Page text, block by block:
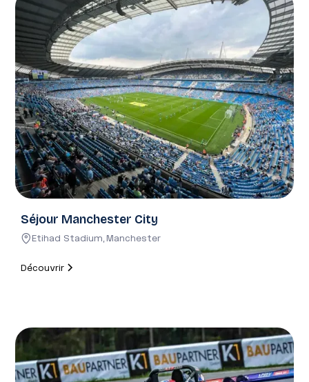
Expérience gastronomique
Déjeuner ou dîner dans un restaurant partenaire
sélectionné selon vos envies et le style de votre séjour
(brasserie chic, table gastronomique, rooftop...).
Mais aussi (sur demande) :
Croisière nocturne sur la Tamise. Billets coupe-file pour
musées, expositions et attractions
Séjour Manchester City
Etihad Stadium,Manchester
Découvrir